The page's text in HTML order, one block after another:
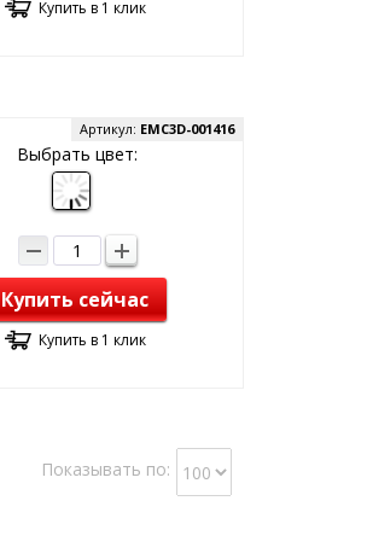
Купить в 1 клик
Артикул: EMC3D-001416
Выбрать цвет:
Купить сейчас
Купить в 1 клик
Показывать по: